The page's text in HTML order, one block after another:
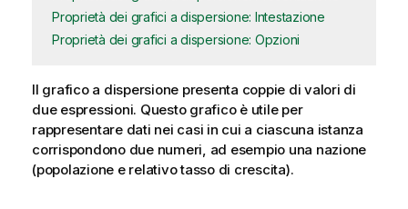
Proprietà dei grafici a dispersione: Intestazione
Proprietà dei grafici a dispersione: Opzioni
Il grafico a dispersione presenta coppie di valori di
due espressioni. Questo grafico è utile per
rappresentare dati nei casi in cui a ciascuna istanza
corrispondono due numeri, ad esempio una nazione
(popolazione e relativo tasso di crescita).